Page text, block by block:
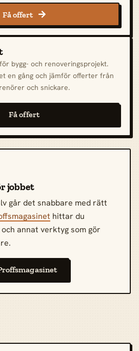
Få offert 
bygg- och renoveringsprojekt.
en gång och jämför offerter från
och snickare.
Få offert
jobbet
går det snabbare med rätt
hittar du
annat verktyg som gör